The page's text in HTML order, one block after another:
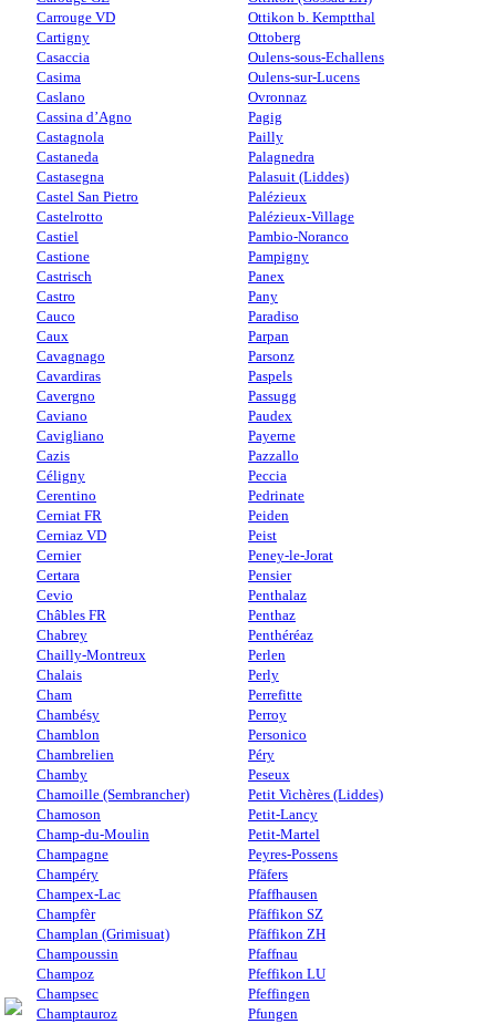
Carrouge VD
Cartigny
Casaccia
Casima
Caslano
Cassina d’Agno
Castagnola
Castaneda
Castasegna
Castel San Pietro
Castelrotto
Castiel
Castione
Castrisch
Castro
Cauco
Caux
Cavagnago
Cavardiras
Cavergno
Caviano
Cavigliano
Cazis
Céligny
Cerentino
Cerniat FR
Cerniaz VD
Cernier
Certara
Cevio
Châbles FR
Chabrey
Chailly-Montreux
Chalais
Cham
Chambésy
Chamblon
Chambrelien
Chamby
Chamoille (Sembrancher)
Chamoson
Champ-du-Moulin
Champagne
Champéry
Champex-Lac
Champfèr
Champlan (Grimisuat)
Champoussin
Champoz
Champsec
Champtauroz
Ottikon b. Kemptthal
Ottoberg
Oulens-sous-Echallens
Oulens-sur-Lucens
Ovronnaz
Pagig
Pailly
Palagnedra
Palasuit (Liddes)
Palézieux
Palézieux-Village
Pambio-Noranco
Pampigny
Panex
Pany
Paradiso
Parpan
Parsonz
Paspels
Passugg
Paudex
Payerne
Pazzallo
Peccia
Pedrinate
Peiden
Peist
Peney-le-Jorat
Pensier
Penthalaz
Penthaz
Penthéréaz
Perlen
Perly
Perrefitte
Perroy
Personico
Péry
Peseux
Petit Vichères (Liddes)
Petit-Lancy
Petit-Martel
Peyres-Possens
Pfäfers
Pfaffhausen
Pfäffikon SZ
Pfäffikon ZH
Pfaffnau
Pfeffikon LU
Pfeffingen
Pfungen